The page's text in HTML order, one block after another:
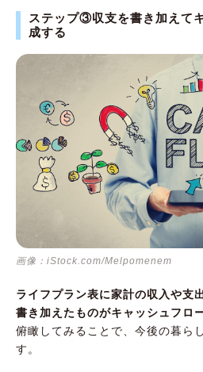
ステップ③収支を書き加えて
成する
画像：iStock.com/Melpomenem
ライフプラン表に家計の収入や支
書き加えたものがキャッシュフロ
俯瞰してみることで、今後の暮ら
す。